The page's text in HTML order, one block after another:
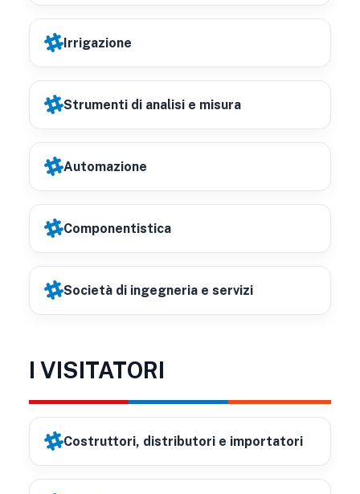
Irrigazione
Strumenti di analisi e misura
Automazione
Componentistica
Società di ingegneria e servizi
I VISITATORI
Costruttori, distributori e importatori